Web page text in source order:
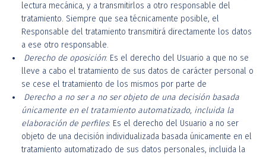
lectura mecánica, y a transmitirlos a otro responsable del
tratamiento. Siempre que sea técnicamente posible, el
Responsable del tratamiento transmitirá directamente los datos
a ese otro responsable.
Derecho de oposición: Es el derecho del Usuario a que no se
lleve a cabo el tratamiento de sus datos de carácter personal o
se cese el tratamiento de los mismos por parte de
Derecho a no ser a no ser objeto de una decisión basada
únicamente en el tratamiento automatizado, incluida la
elaboración de perfiles: Es el derecho del Usuario a no ser
objeto de una decisión individualizada basada únicamente en el
tratamiento automatizado de sus datos personales, incluida la